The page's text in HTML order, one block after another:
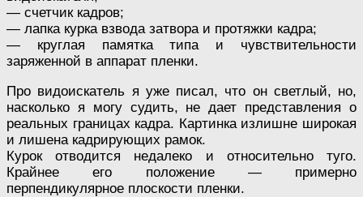
— счетчик кадров;
— лапка курка взвода затвора и протяжки кадра;
— круглая памятка типа и чувствительности
заряженной в аппарат пленки.
Про видоискатель я уже писал, что он светлый, но,
насколько я могу судить, не дает представления о
реальных границах кадра. Картинка излишне широкая
и лишена кадрирующих рамок.
Курок отводится недалеко и относительно туго.
Крайнее его положение — примерно
перпендикулярное плоскости пленки.